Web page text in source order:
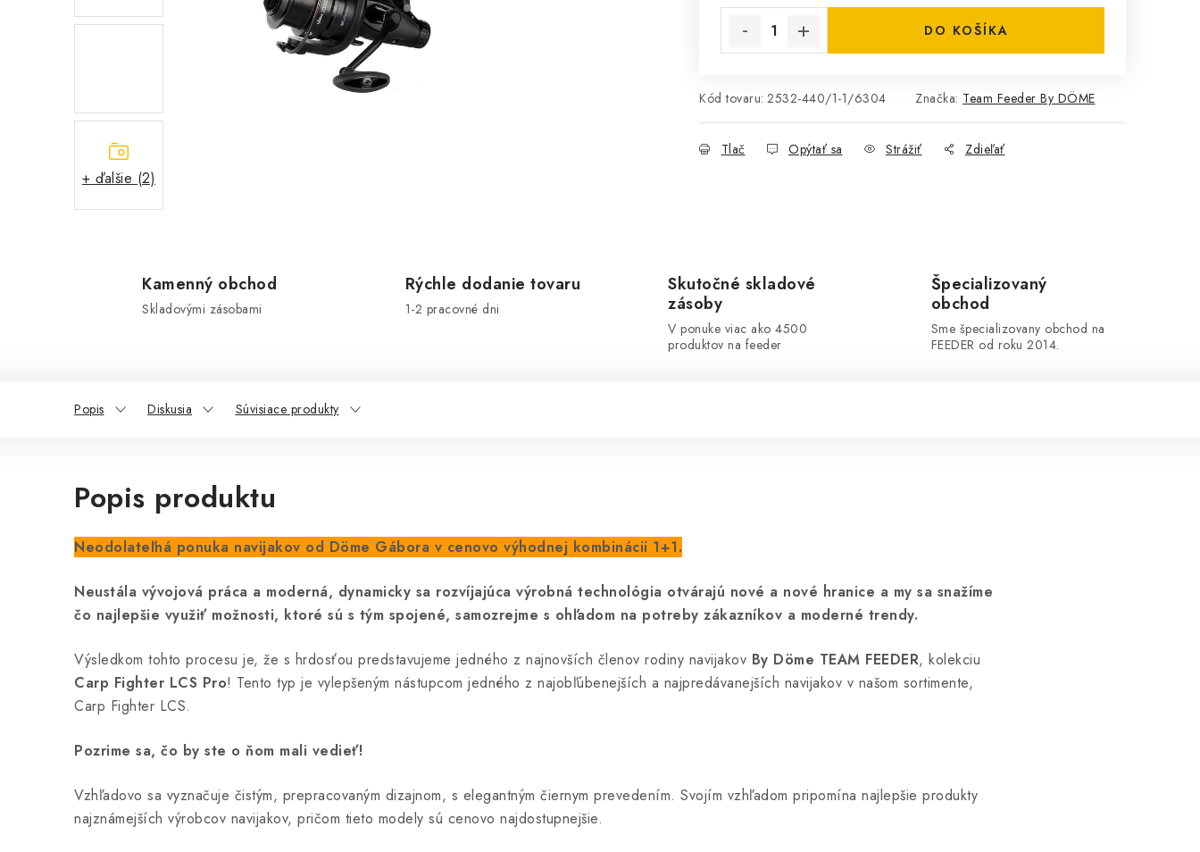
+ ďalšie (2)
DO KOŠÍKA
Kód tovaru: 2532-440/1-1/6304 Značka: Team Feeder By DÖME
Tlač Opýtať sa Strážiť Zdieľať
Kamenný obchod
Skladovými zásobami
Rýchle dodanie tovaru
1-2 pracovné dni
Skutočné skladové
zásoby
V ponuke viac ako 4500
produktov na feeder
Špecializovaný
obchod
Sme špecializovany obchod na
FEEDER od roku 2014.
Popis Diskusia Súvisiace produkty
Popis produktu
Neodolateľná ponuka navijakov od Döme Gábora v cenovo výhodnej kombinácii 1+1.
Neustála vývojová práca a moderná, dynamicky sa rozvíjajúca výrobná technológia otvárajú nové a nové hranice a my sa snažíme
čo najlepšie využiť možnosti, ktoré sú s tým spojené, samozrejme s ohľadom na potreby zákazníkov a moderné trendy.
Výsledkom tohto procesu je, že s hrdosťou predstavujeme jedného z najnovších členov rodiny navijakov By Döme TEAM FEEDER, kolekciu
Carp Fighter LCS Pro! Tento typ je vylepšeným nástupcom jedného z najobľúbenejších a najpredávanejších navijakov v našom sortimente,
Carp Fighter LCS.
Pozrime sa, čo by ste o ňom mali vedieť!
Vzhľadovo sa vyznačuje čistým, prepracovaným dizajnom, s elegantným čiernym prevedením. Svojím vzhľadom pripomína najlepšie produkty
najznámejších výrobcov navijakov, pričom tieto modely sú cenovo najdostupnejšie.